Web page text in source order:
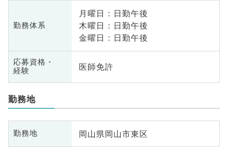
勤務体系
月曜日 : 日勤午後
木曜日 : 日勤午後
金曜日 : 日勤午後
応募資格・
経験
医師免許
勤務地
勤務地 岡山県岡山市東区